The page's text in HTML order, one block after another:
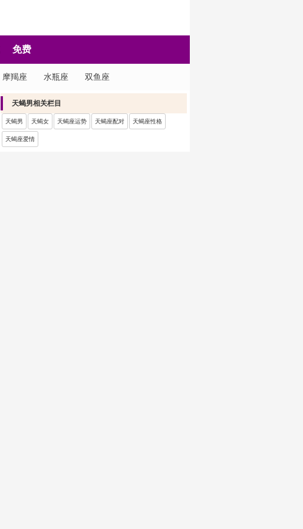
免费
摩羯座 水瓶座 双鱼座
天蝎男相关栏目
天蝎男 天蝎女 天蝎座运势 天蝎座配对 天蝎座性格
天蝎座爱情